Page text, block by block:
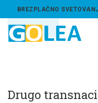
BREZPLAČNO
ABOUT US
Drugo